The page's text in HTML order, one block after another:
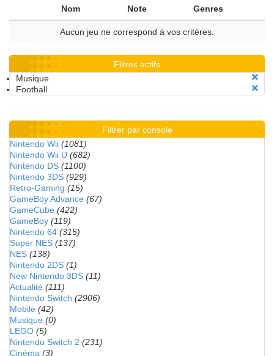
Nom Note Genres
Aucun jeu ne correspond à vos critères.
Filtres actifs
Musique
Football
Filtrer par console
Nintendo Wii (1081)
Nintendo Wii U (682)
Nintendo DS (1100)
Nintendo 3DS (929)
Retro-Gaming (15)
GameBoy Advance (67)
GameCube (422)
GameBoy (119)
Nintendo 64 (315)
Super NES (137)
NES (138)
Nintendo 2DS (1)
New Nintendo 3DS (11)
Actualité (111)
Nintendo Switch (2906)
Mobile (42)
Musique (0)
LEGO (5)
Nintendo Switch 2 (231)
Cinéma (3)